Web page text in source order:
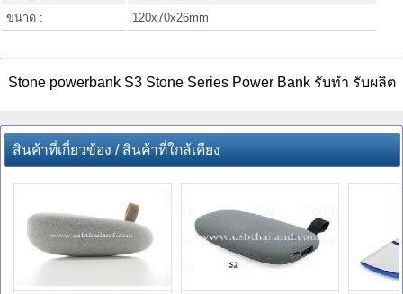
ขนาด :
120x70x26mm
Stone powerbank S3 Stone Series Power Bank รับทำ รับผลิต
สินค้าที่เกี่ยวข้อง / สินค้าที่ใกล้เคียง